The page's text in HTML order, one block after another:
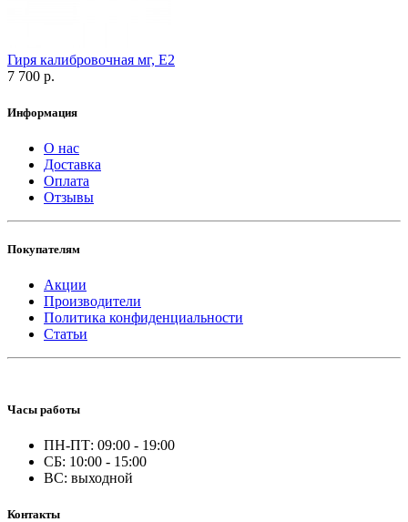
Гиря калибровочная мг, Е2
7 700 р.
Информация
О нас
Доставка
Оплата
Отзывы
Покупателям
Акции
Производители
Политика конфиденциальности
Статьи
Часы работы
ПН-ПТ: 09:00 - 19:00
СБ: 10:00 - 15:00
ВС: выходной
Контакты